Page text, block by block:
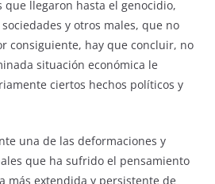
llegaron hasta el genocidio,
y otros males, que no
consiguiente, hay que concluir, no
situación económica le
ciertos hechos políticos y
una de las deformaciones y
que ha sufrido el pensamiento
más extendida y persistente de